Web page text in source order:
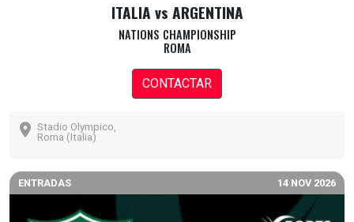
ITALIA vs ARGENTINA
NATIONS CHAMPIONSHIP
ROMA
CONTACTAR
Stadio Olympico,
Roma (Italia)
ENTRADAS 14 NOV 2026